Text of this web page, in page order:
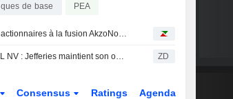
de base PEA
Feu vert des actionnaires à la fusion AkzoNobel-Axalta
AKZO NOBEL NV : Jefferies maintient son opinion neutre ZD
Consensus Ratings Agenda